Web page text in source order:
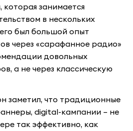
занимается
в нескольких
был большой опыт
через «сарафанное радио»
довольных
а не через классическую
заметил, что традиционные
digital-кампании – не
так эффективно, как